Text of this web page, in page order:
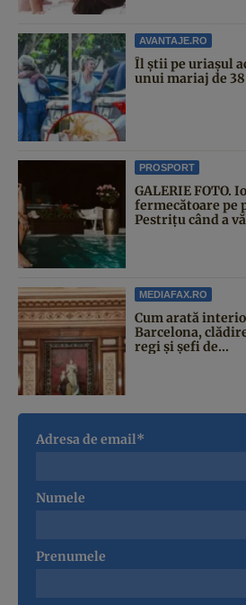
AVANTAJE.RO
Îl știi pe uriașul
unui mariaj de
PROSPORT
GALERIE FOTO.
fermecătoare pe
Pestrițu când a
MEDIAFAX.RO
Cum arată
Barcelona,
regi și șefi de...
Adresa de email*
Numele
Prenumele